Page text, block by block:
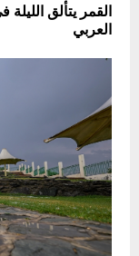
القمر يتألق
العربي